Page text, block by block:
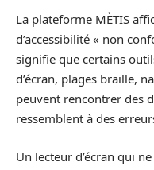
La plateforme MÈTIS
d’accessibilité « non
signifie que certains
d’écran, plages braille,
peuvent rencontrer des
ressemblent à des
Un lecteur d’écran qui